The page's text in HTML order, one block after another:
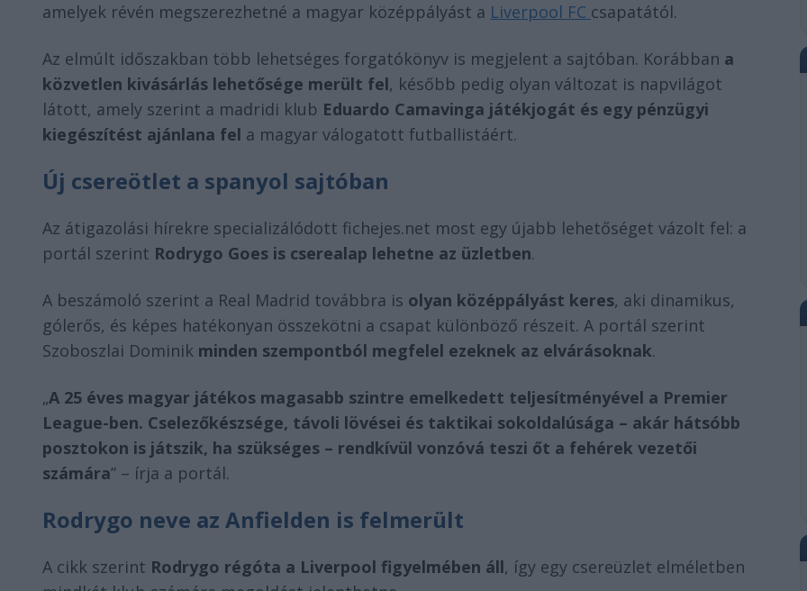
amelyek révén megszerezhetné a magyar középpályást a Liverpool FC csapatától.
Az elmúlt időszakban több lehetséges forgatókönyv is megjelent a sajtóban. Korábban a
közvetlen kivásárlás lehetősége merült fel, később pedig olyan változat is napvilágot
látott, amely szerint a madridi klub Eduardo Camavinga játékjogát és egy pénzügyi
kiegészítést ajánlana fel a magyar válogatott futballistáért.
Új csereötlet a spanyol sajtóban
Az átigazolási hírekre specializálódott fichejes.net most egy újabb lehetőséget vázolt fel: a
portál szerint Rodrygo Goes is cserealap lehetne az üzletben.
A beszámoló szerint a Real Madrid továbbra is olyan középpályást keres, aki dinamikus,
gólerős, és képes hatékonyan összekötni a csapat különböző részeit. A portál szerint
Szoboszlai Dominik minden szempontból megfelel ezeknek az elvárásoknak.
„A 25 éves magyar játékos magasabb szintre emelkedett teljesítményével a Premier
League-ben. Cselezőkészsége, távoli lövései és taktikai sokoldalúsága – akár hátsóbb
posztokon is játszik, ha szükséges – rendkívül vonzóvá teszi őt a fehérek vezetői
számára” – írja a portál.
Rodrygo neve az Anfielden is felmerült
A cikk szerint Rodrygo régóta a Liverpool figyelmében áll, így egy csereüzlet elméletben